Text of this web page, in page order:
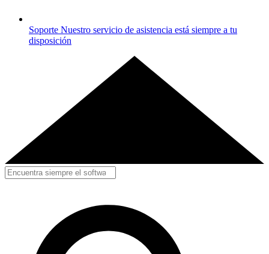
Soporte Nuestro servicio de asistencia está siempre a tu
disposición